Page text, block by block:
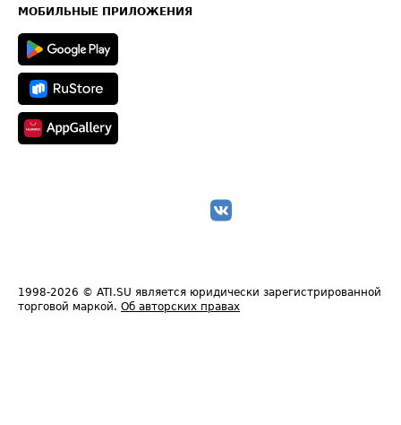
Техническая информация
МОБИЛЬНЫЕ ПРИЛОЖЕНИЯ
1998-2026 © ATI.SU является юридически зарегистрированной
торговой маркой. Об авторских правах